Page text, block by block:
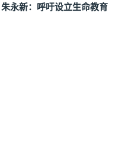
朱永新：呼吁设立生命教育